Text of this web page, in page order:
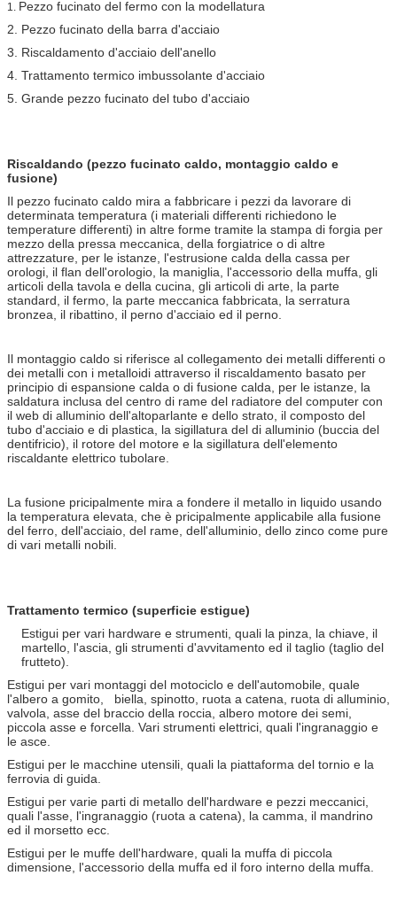
1. Pezzo fucinato del fermo con la modellatura
2. Pezzo fucinato della barra d'acciaio
3. Riscaldamento d'acciaio dell'anello
4. Trattamento termico imbussolante d'acciaio
5. Grande pezzo fucinato del tubo d'acciaio
Riscaldando (pezzo fucinato caldo, montaggio caldo e
fusione)
Il pezzo fucinato caldo mira a fabbricare i pezzi da lavorare di
determinata temperatura (i materiali differenti richiedono le
temperature differenti) in altre forme tramite la stampa di forgia per
mezzo della pressa meccanica, della forgiatrice o di altre
attrezzature, per le istanze, l'estrusione calda della cassa per
orologi, il flan dell'orologio, la maniglia, l'accessorio della muffa, gli
articoli della tavola e della cucina, gli articoli di arte, la parte
standard, il fermo, la parte meccanica fabbricata, la serratura
bronzea, il ribattino, il perno d'acciaio ed il perno.
Il montaggio caldo si riferisce al collegamento dei metalli differenti o
dei metalli con i metalloidi attraverso il riscaldamento basato per
principio di espansione calda o di fusione calda, per le istanze, la
saldatura inclusa del centro di rame del radiatore del computer con
il web di alluminio dell'altoparlante e dello strato, il composto del
tubo d'acciaio e di plastica, la sigillatura del di alluminio (buccia del
dentifricio), il rotore del motore e la sigillatura dell'elemento
riscaldante elettrico tubolare.
La fusione pricipalmente mira a fondere il metallo in liquido usando
la temperatura elevata, che è pricipalmente applicabile alla fusione
del ferro, dell'acciaio, del rame, dell'alluminio, dello zinco come pure
di vari metalli nobili.
Trattamento termico (superficie estigue)
Estigui per vari hardware e strumenti, quali la pinza, la chiave, il
martello, l'ascia, gli strumenti d'avvitamento ed il taglio (taglio del
frutteto).
Estigui per vari montaggi del motociclo e dell'automobile, quale
l'albero a gomito, biella, spinotto, ruota a catena, ruota di alluminio,
valvola, asse del braccio della roccia, albero motore dei semi,
piccola asse e forcella. Vari strumenti elettrici, quali l'ingranaggio e
le asce.
Estigui per le macchine utensili, quali la piattaforma del tornio e la
ferrovia di guida.
Estigui per varie parti di metallo dell'hardware e pezzi meccanici,
quali l'asse, l'ingranaggio (ruota a catena), la camma, il mandrino
ed il morsetto ecc.
Estigui per le muffe dell'hardware, quali la muffa di piccola
dimensione, l'accessorio della muffa ed il foro interno della muffa.